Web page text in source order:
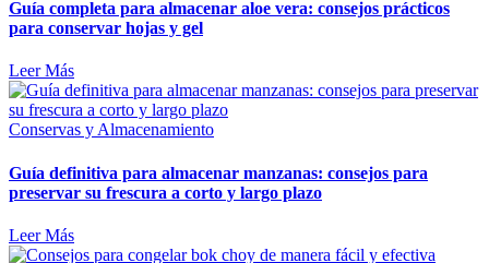
Guía completa para almacenar aloe vera: consejos prácticos
para conservar hojas y gel
Leer Más
Conservas y Almacenamiento
Guía definitiva para almacenar manzanas: consejos para
preservar su frescura a corto y largo plazo
Leer Más